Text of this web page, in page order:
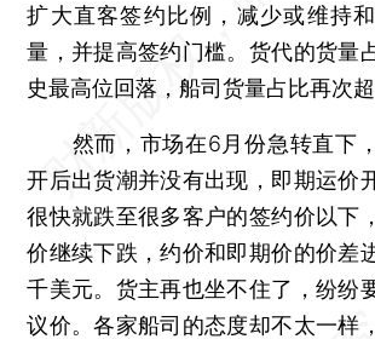
扩大直客签约比例，减少或维持
量，并提高签约门槛。货代的货量
史最高位回落，船司货量占比再次超
然而，市场在6月份急转直下
开后出货潮并没有出现，即期运价
很快就跌至很多客户的签约价以下
价继续下跌，约价和即期价的价差
千美元。货主再也坐不住了，纷纷
议价。各家船司的态度却不太一样